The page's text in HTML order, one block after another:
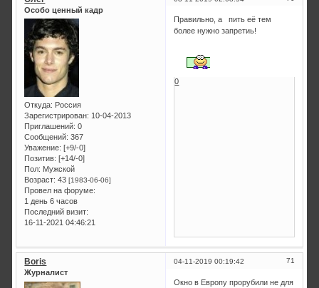
Особо ценный кадр
Откуда: Россия
Зарегистрирован: 10-04-2013
Приглашений: 0
Сообщений: 367
Уважение: [+9/-0]
Позитив: [+14/-0]
Пол: Мужской
Возраст: 43[1983-06-06]
Провел на форуме:
1 день 6 часов
Последний визит:
16-11-2021 04:46:21
Правильно, а пить её тем
более нужно запретиь!
0
71
04-11-2019 00:19:42
Boris
Журналист
Окно в Европу прорубили не для